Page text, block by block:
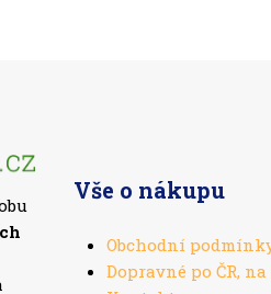
Vše o nákupu
Obchodní
Dopravné po ČR,